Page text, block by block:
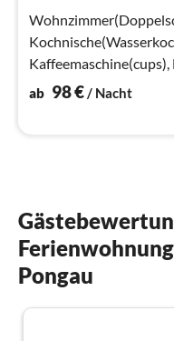
Spülmaschine, Kühl-/
ab 98€ / Nacht
Pongau